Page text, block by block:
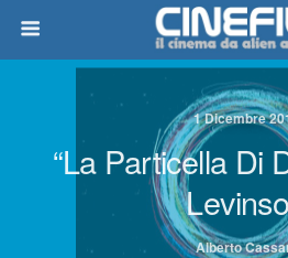
1 Dicembre
“La Particella Di
Alberto